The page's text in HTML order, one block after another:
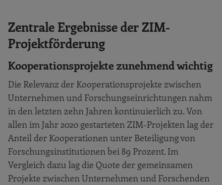
Zentrale Ergebnisse der ZIM-
Projektförderung
Kooperationsprojekte zunehmend wichtig
Die Relevanz der Kooperationsprojekte zwischen
Unternehmen und Forschungseinrichtungen nahm
in den letzten zehn Jahren kontinuierlich zu. Von
allen im Jahr 2020 gestarteten ZIM-Projekten lag der
Anteil der Kooperationen unter Beteiligung von
Forschungsinstitutionen bei 89 Prozent. Im
Vergleich dazu lag die Quote der gemeinsamen
Projekte zwischen Unternehmen und Forschenden